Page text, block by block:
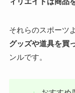
それらのスポーツ
グッズや道具を買
ンルです。